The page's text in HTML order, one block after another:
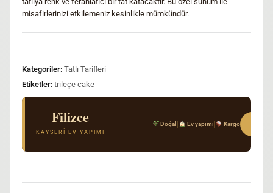
misafirlerinizi etkilemeniz kesinlikle mümkündür.
Kategoriler: Tatlı Tarifleri
Etiketler: trileçe cake
Filizce
KAYSERI EV YAPIMI
El Açması Mantı & Ev Yemekleri
Gerçek Kayseri tarifi · Kimyasal katkı yok ·
Doğal | Ev yapımı| Kargo